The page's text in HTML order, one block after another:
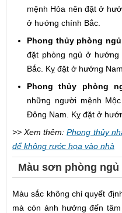
mệnh Hỏa nên đặt ở
ở hướng chính Bắc.
Phong thủy phòng
đặt phòng ngủ ở
Bắc. Kỵ đặt ở hướng Nam.
Phong thủy phòng
những người mệnh
Đông Nam. Kỵ đặt ở
>> Xem thêm:Phong thủy
để không rước họa vào nhà
Màu sơn phòng
Màu sắc không chỉ quyết
mà còn ảnh hưởng đến